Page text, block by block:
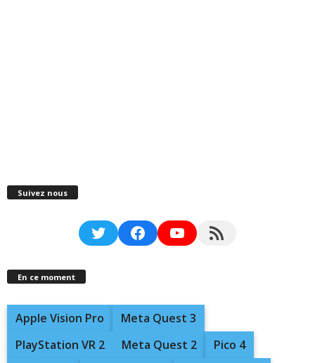
Suivez nous
TwitterFacebookYouTubeRSS Feed
En ce moment
Apple Vision Pro
Meta Quest 3
PlayStation VR 2
Meta Quest 2
Pico 4